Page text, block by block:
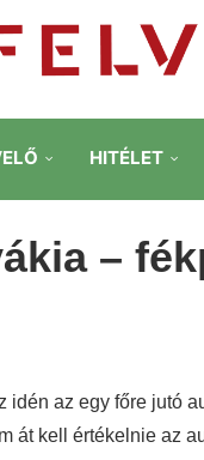
HITÉLET
–
az egy főre jutó
át kell értékelnie az